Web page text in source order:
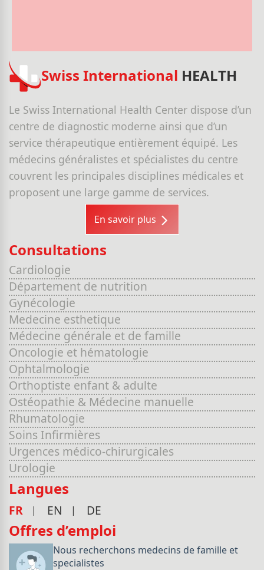
Swiss International HEALTH
Le Swiss International Health Center dispose d’un
centre de diagnostic moderne ainsi que d’un
service thérapeutique entièrement équipé. Les
médecins généralistes et spécialistes du centre
couvrent les principales disciplines médicales et
proposent une large gamme de services.
En savoir plus
Consultations
Cardiologie
Département de nutrition
Gynécologie
Medecine esthetique
Médecine générale et de famille
Oncologie et hématologie
Ophtalmologie
Orthoptiste enfant & adulte
Ostéopathie & Médecine manuelle
Rhumatologie
Soins Infirmières
Urgences médico-chirurgicales
Urologie
Langues
FR EN DE
Offres d’emploi
Nous recherchons medecins de famille et
specialistes